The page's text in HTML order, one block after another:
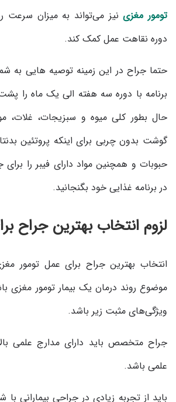
تومور مغزینیز می‌تواند به میزان سرعت
دوره نقاهت عمل کمک کند.
حتما جراح در این زمینه توصیه هایی به
برنامه با دوره سه هفته الی یک ماه را
حال بطور کلی میوه و سبزیجات، غلات،
گوشت بدون چربی برای اینکه پروتئین
حبوبات و همچنین مواد دارای فیبر را برای
در برنامه غذایی خود بگنجانید.
لزوم انتخاب بهترین جراح
انتخاب بهترین جراح برای عمل تومور
موضوع روند درمان یک بیمار تومور مغزی
ویژگی‌های مثبت زیر باشد.
جراح متخصص باید دارای مدارج علمی
علمی باشد.
باید از تجربه زیادی در جراحی بیمارانی با